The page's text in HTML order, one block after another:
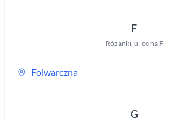
F
Różanki, ulice na F
Folwarczna
G